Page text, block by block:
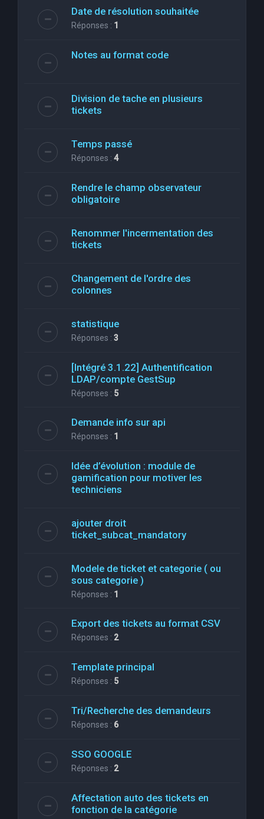
Date de résolution souhaitée
Réponses : 1
Notes au format code
Division de tache en plusieurs
tickets
Temps passé
Réponses : 4
Rendre le champ observateur
obligatoire
Renommer l'incermentation des
tickets
Changement de l'ordre des
colonnes
statistique
Réponses : 3
[Intégré 3.1.22] Authentification
LDAP/compte GestSup
Réponses : 5
Demande info sur api
Réponses : 1
Idée d’évolution : module de
gamification pour motiver les
techniciens
ajouter droit
ticket_subcat_mandatory
Modele de ticket et categorie ( ou
sous categorie )
Réponses : 1
Export des tickets au format CSV
Réponses : 2
Template principal
Réponses : 5
Tri/Recherche des demandeurs
Réponses : 6
SSO GOOGLE
Réponses : 2
Affectation auto des tickets en
fonction de la catégorie